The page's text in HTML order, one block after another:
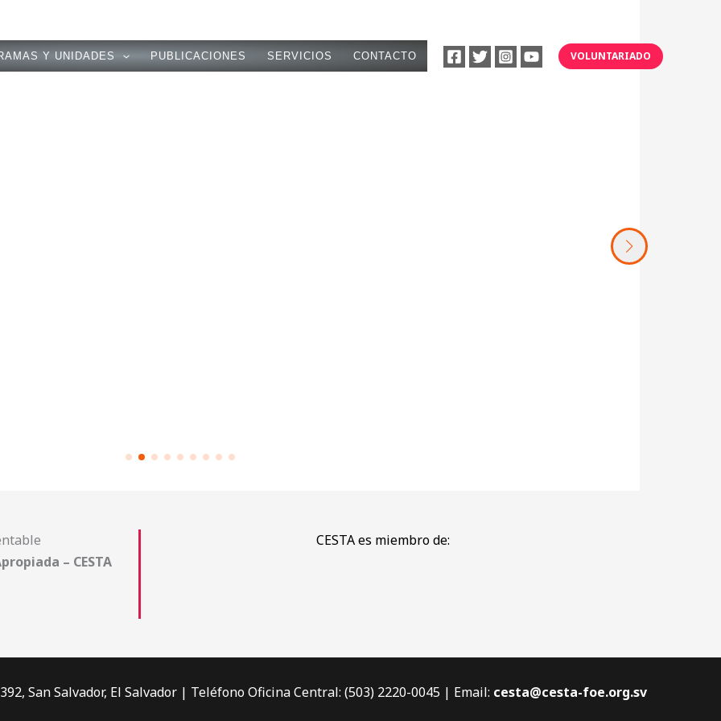
Y UNIDADES PUBLICACIONES SERVICIOS CONTACTO VOLUNTARIADO
– CESTA
CESTA es miembro de:
San Salvador, El Salvador | Teléfono Oficina Central: (503) 2220-0045 | Email: cesta@cesta-foe.org.sv